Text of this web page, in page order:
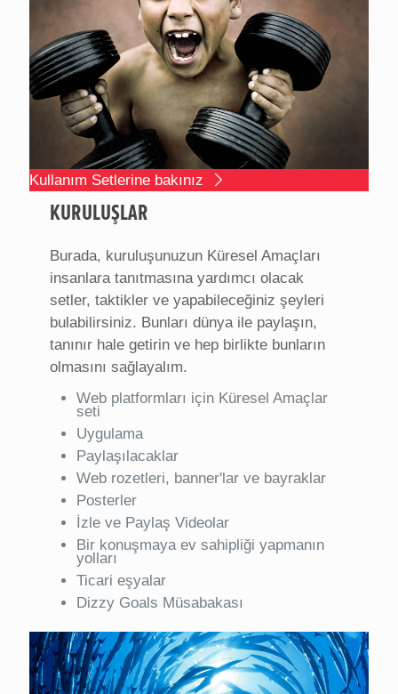
Kullanım Setlerine bakınız
KURULUŞLAR
Burada, kuruluşunuzun Küresel Amaçları
insanlara tanıtmasına yardımcı olacak
setler, taktikler ve yapabileceğiniz şeyleri
bulabilirsiniz. Bunları dünya ile paylaşın,
tanınır hale getirin ve hep birlikte bunların
olmasını sağlayalım.
Web platformları için Küresel Amaçlar
seti
Uygulama
Paylaşılacaklar
Web rozetleri, banner'lar ve bayraklar
Posterler
İzle ve Paylaş Videolar
Bir konuşmaya ev sahipliği yapmanın
yolları
Ticari eşyalar
Dizzy Goals Müsabakası